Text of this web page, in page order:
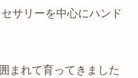
サリーを中心にハンド
まれて育ってきました